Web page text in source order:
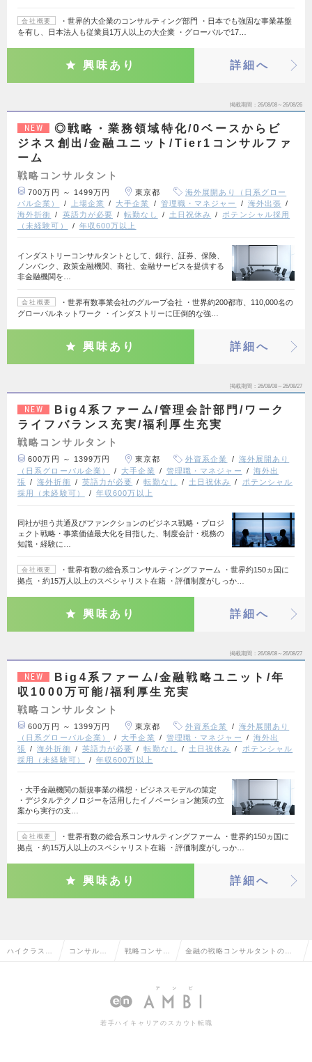
会社概要
・世界的大企業のコンサルティング部門 ・日本でも強固な事業基盤
を有し、日本法人も従業員1万人以上の大企業 ・グローバルで17…
興味あり 詳細へ
掲載期間 26/08/08～26/08/26
NEW
◎戦略・業務領域特化/0ベースからビ
ジネス創出/金融ユニット/Tier1コンサルファ
ーム
戦略コンサルタント
700万円 ～ 1499万円 東京都
海外展開あり（日系グロー
バル企業）
上場企業 大手企業 管理職・マネジャー
海外出張
海外折衝
英語力が必要 転勤なし 土日祝休み
ポテンシャル採用
（未経験可）
年収600万以上
インダストリーコンサルタントとして、銀行、証券、保険、
ノンバンク、政策金融機関、商社、金融サービスを提供する
非金融機関を…
会社概要
・世界有数事業会社のグループ会社 ・世界約200都市、110,000名の
グローバルネットワーク ・インダストリーに圧倒的な強…
興味あり 詳細へ
掲載期間 26/08/08～26/08/27
NEW
Big4系ファーム/管理会計部門/ワーク
ライフバランス充実/福利厚生充実
戦略コンサルタント
600万円 ～ 1399万円 東京都 外資系企業
海外展開あり
（日系グローバル企業）
大手企業 管理職・マネジャー
海外出
張
海外折衝 英語力が必要 転勤なし 土日祝休み
ポテンシャル
採用（未経験可）
年収600万以上
同社が担う共通及びファンクションのビジネス戦略・プロジ
ェクト戦略・事業価値最大化を目指した、制度会計・税務の
知識・経験に…
会社概要
・世界有数の総合系コンサルティングファーム ・世界約150ヵ国に
拠点 ・約15万人以上のスペシャリスト在籍 ・評価制度がしっか…
興味あり 詳細へ
掲載期間 26/08/08～26/08/27
NEW
Big4系ファーム/金融戦略ユニット/年
収1000万可能/福利厚生充実
戦略コンサルタント
600万円 ～ 1399万円 東京都 外資系企業
海外展開あり
（日系グローバル企業）
大手企業 管理職・マネジャー
海外出
張
海外折衝 英語力が必要 転勤なし 土日祝休み
ポテンシャル
採用（未経験可）
年収600万以上
・大手金融機関の新規事業の構想・ビジネスモデルの策定
・デジタルテクノロジーを活用したイノベーション施策の立
案から実行の支…
会社概要
・世界有数の総合系コンサルティングファーム ・世界約150ヵ国に
拠点 ・約15万人以上のスペシャリスト在籍 ・評価制度がしっか…
興味あり 詳細へ
ハイクラス求 コンサルタ 戦略コンサル 金融の戦略コンサルタントの転
若手ハイキャリアのスカウト転職